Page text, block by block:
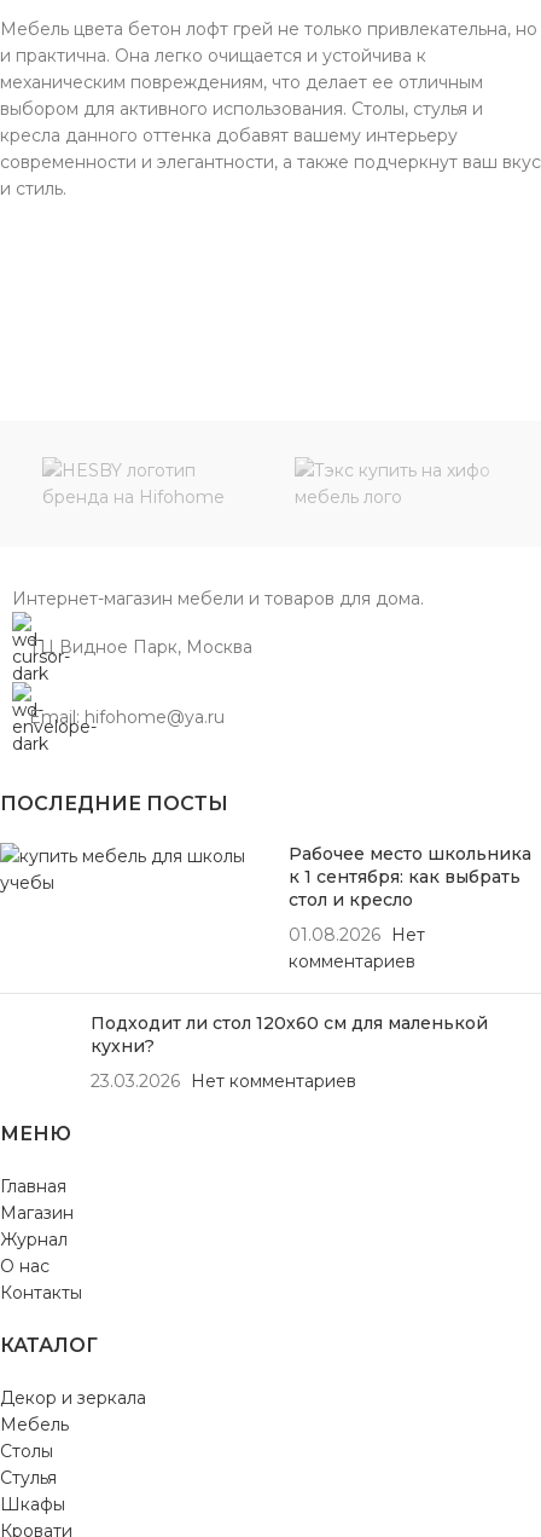
Мебель цвета бетон лофт грей не только привлекательна, но
и практична. Она легко очищается и устойчива к
механическим повреждениям, что делает ее отличным
выбором для активного использования. Столы, стулья и
кресла данного оттенка добавят вашему интерьеру
современности и элегантности, а также подчеркнут ваш вкус
и стиль.
Интернет-магазин мебели и товаров для дома.
ТЦ Видное Парк, Москва
Email: hifohome@ya.ru
ПОСЛЕДНИЕ ПОСТЫ
Рабочее место школьника
к 1 сентября: как выбрать
стол и кресло
01.08.2026
Нет
комментариев
Подходит ли стол 120х60 см для маленькой
кухни?
23.03.2026
Нет комментариев
МЕНЮ
Главная
Магазин
Журнал
О нас
Контакты
КАТАЛОГ
Декор и зеркала
Мебель
Столы
Стулья
Шкафы
Кровати